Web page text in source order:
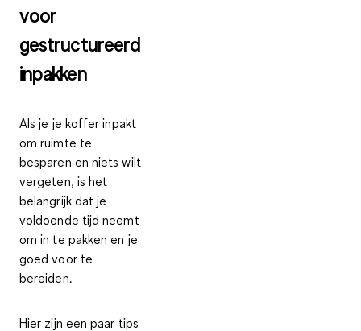
voor
gestructureerd
inpakken
Als je je koffer inpakt
om ruimte te
besparen en niets wilt
vergeten, is het
belangrijk dat je
voldoende tijd neemt
om in te pakken en je
goed voor te
bereiden.
Hier zijn een paar tips